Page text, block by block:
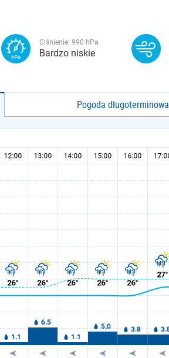
Ciśnienie: 990 hPa
Bardzo niskie
Pogoda długoterminowa